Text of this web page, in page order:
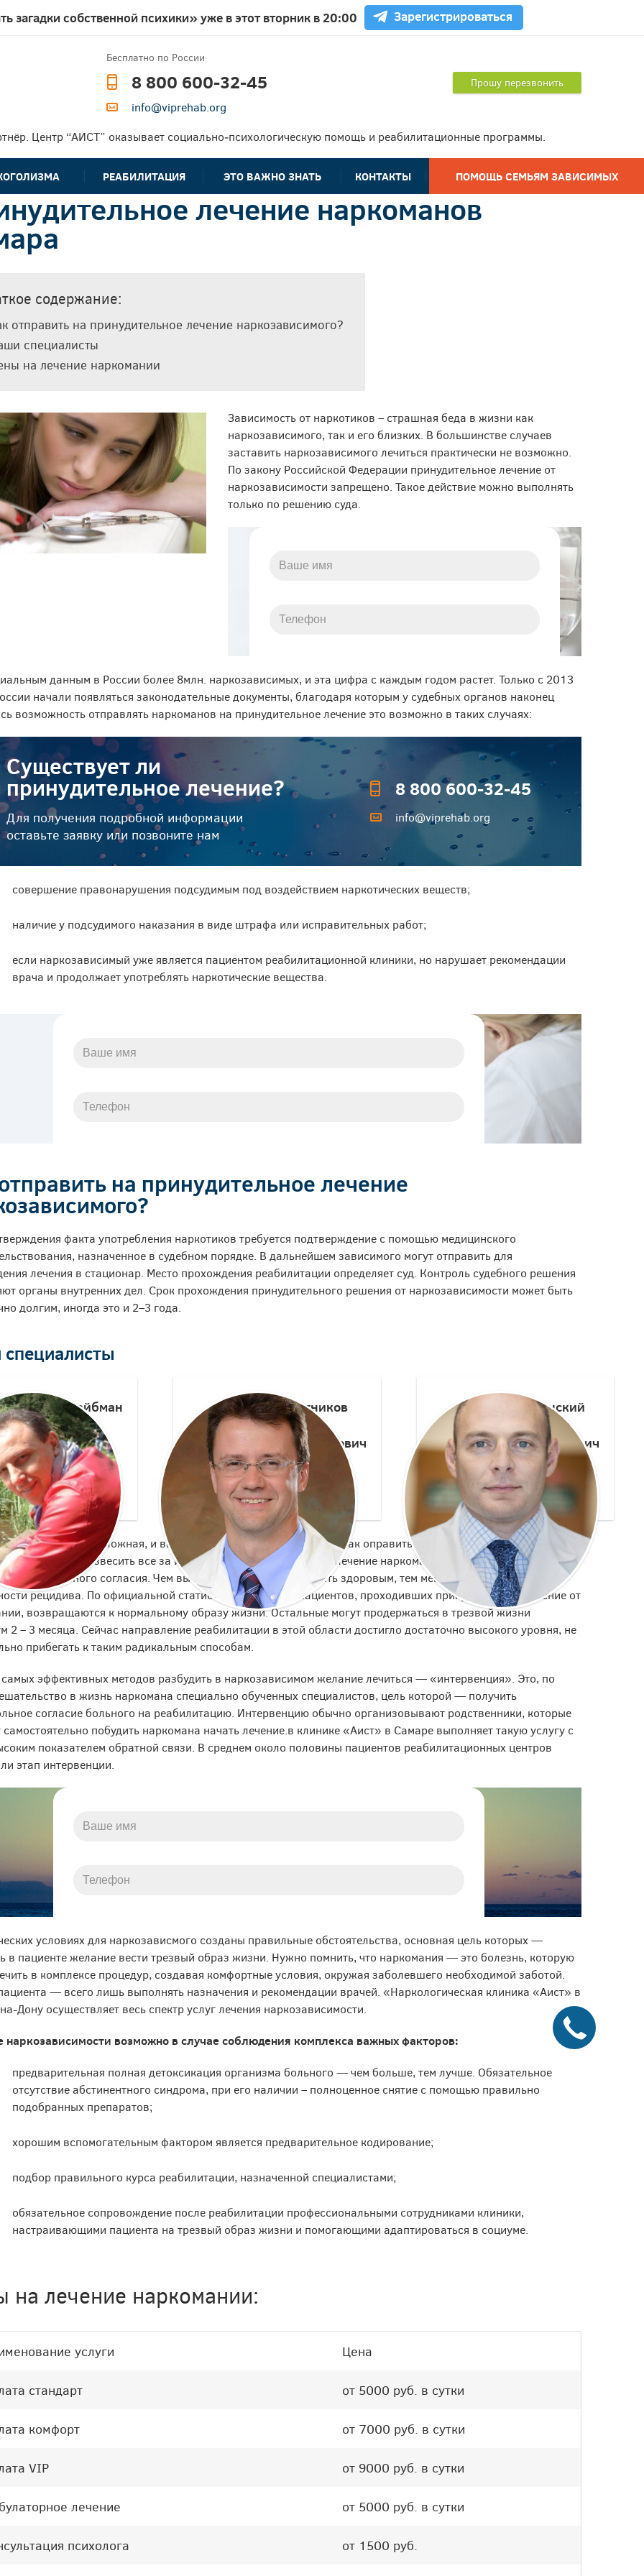
загадки собственной психики» уже в этот вторник в 20:00 Зарегистрироваться
Бесплатно по России
8 800 600-32-45
info@viprehab.org
Прошу перезвонить
Центр “АИСТ” оказывает социально‑психологическую помощь и реабилитационные программы.
Нарколог на дом
Вывод из запоя на
дому
Кодирование от
алкоголизма
Амбулаторное
лечение алкоголизма
Вшивание торпеды
Капельница при
алкогольной
интоксикации
Кодирование от
алкоголизма по
Довженко
Лечение алкоголизма
у подростков
Программа 12 шагов
РЕАБИЛИТАЦИЯ
Реабилитация
алкозависимых
Программа
реабилитации
ЭТО ВАЖНО ЗНАТЬ
Ресоциализация
Специалисты
Частые вопросы
Публикации
КОНТАКТЫ ПОМОЩЬ СЕМЬЯМ ЗАВИСИМЫХ
лечение наркоманов
содержание:
отправить на принудительное лечение наркозависимого?
специалисты
на лечение наркомании
Зависимость от наркотиков – страшная беда в жизни как
наркозависимого, так и его близких. В большинстве случаев
заставить наркозависимого лечиться практически не возможно.
По закону Российской Федерации принудительное лечение от
наркозависимости запрещено. Такое действие можно выполнять
только по решению суда.
данным в России более 8млн. наркозависимых, и эта цифра с каждым годом растет. Только с 2013
начали появляться законодательные документы, благодаря которым у судебных органов наконец
возможность отправлять наркоманов на принудительное лечение это возможно в таких случаях:
Существует ли
принудительное лечение?
Для получения подробной информации
оставьте заявку или позвоните нам
8 800 600-32-45
info@viprehab.org
совершение правонарушения подсудимым под воздействием наркотических веществ;
наличие у подсудимого наказания в виде штрафа или исправительных работ;
если наркозависимый уже является пациентом реабилитационной клиники, но нарушает рекомендации
врача и продолжает употреблять наркотические вещества.
на принудительное лечение
факта употребления наркотиков требуется подтверждение с помощью медицинского
назначенное в судебном порядке. В дальнейшем зависимого могут отправить для
лечения в стационар. Место прохождения реабилитации определяет суд. Контроль судебного решения
органы внутренних дел. Срок прохождения принудительного решения от наркозависимости может быть
долгим, иногда это и 2–3 года.
Шрайбман
Игорь
Психолог
Болотников
Андрей
Владимирович
Психотерапевт
Логинский
Виталий
Анатольевич
Врач-нарколог
достаточно сложная, и вы в серьез озадачены вопросом, как оправить на принудительное лечение
стоит взвесить все за и против. Самое эффективное лечение наркомана возможно только в
добровольного согласия. Чем выше желание пациента стать здоровым, тем меньше показатель
рецидива. По официальной статистике только 3% пациентов, проходивших принудительное лечение от
возвращаются к нормальному образу жизни. Остальные могут продержаться в трезвой жизни
2 – 3 месяца. Сейчас направление реабилитации в этой области достигло достаточно высокого уровня, не
прибегать к таким радикальным способам.
эффективных методов разбудить в наркозависимом желание лечиться — «интервенция». Это, по
в жизнь наркомана специально обученных специалистов, цель которой — получить
согласие больного на реабилитацию. Интервенцию обычно организовывают родственники, которые
самостоятельно побудить наркомана начать лечение.в клинике «Аист» в Самаре выполняет такую услугу с
показателем обратной связи. В среднем около половины пациентов реабилитационных центров
этап интервенции.
условиях для наркозависмого созданы правильные обстоятельства, основная цель которых —
в пациенте желание вести трезвый образ жизни. Нужно помнить, что наркомания — это болезнь, которую
в комплексе процедур, создавая комфортные условия, окружая заболевшего необходимой заботой.
— всего лишь выполнять назначения и рекомендации врачей. «Наркологическая клиника «Аист» в
Дону осуществляет весь спектр услуг лечения наркозависимости.
наркозависимости возможно в случае соблюдения комплекса важных факторов:
предварительная полная детоксикация организма больного — чем больше, тем лучше. Обязательное
отсутствие абстинентного синдрома, при его наличии – полноценное снятие с помощью правильно
подобранных препаратов;
хорошим вспомогательным фактором является предварительное кодирование;
подбор правильного курса реабилитации, назначенной специалистами;
обязательное сопровождение после реабилитации профессиональными сотрудниками клиники,
настраивающими пациента на трезвый образ жизни и помогающими адаптироваться в социуме.
на лечение наркомании:
услуги Цена
стандарт от 5000 руб. в сутки
комфорт от 7000 руб. в сутки
VIP от 9000 руб. в сутки
лечение от 5000 руб. в сутки
психолога от 1500 руб.